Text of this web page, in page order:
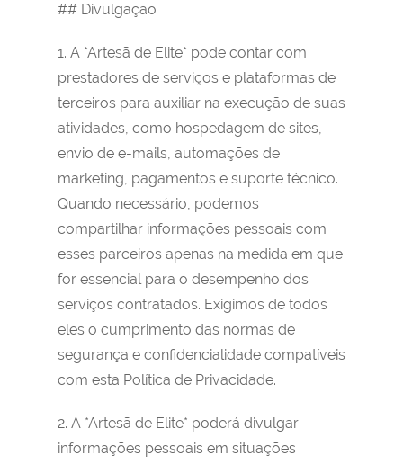
## Divulgação
1. A *Artesã de Elite* pode contar com
prestadores de serviços e plataformas de
terceiros para auxiliar na execução de suas
atividades, como hospedagem de sites,
envio de e-mails, automações de
marketing, pagamentos e suporte técnico.
Quando necessário, podemos
compartilhar informações pessoais com
esses parceiros apenas na medida em que
for essencial para o desempenho dos
serviços contratados. Exigimos de todos
eles o cumprimento das normas de
segurança e confidencialidade compatíveis
com esta Política de Privacidade.
2. A *Artesã de Elite* poderá divulgar
informações pessoais em situações